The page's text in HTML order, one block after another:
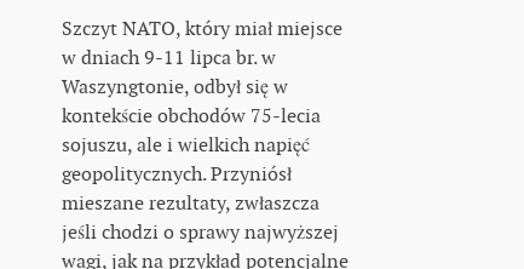
Szczyt NATO, który miał miejsce
w dniach 9-11 lipca br. w
Waszyngtonie, odbył się w
kontekście obchodów 75-lecia
sojuszu, ale i wielkich napięć
geopolitycznych. Przyniósł
mieszane rezultaty, zwłaszcza
jeśli chodzi o sprawy najwyższej
wagi, jak na przykład potencjalne